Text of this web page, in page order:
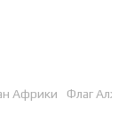
Африки Флаг